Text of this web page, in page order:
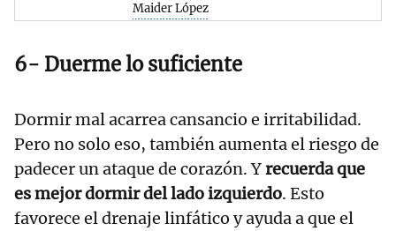
Maider López
6- Duerme lo suficiente
Dormir mal acarrea cansancio e irritabilidad.
Pero no solo eso, también aumenta el riesgo de
padecer un ataque de corazón. Yrecuerda que
es mejor dormir del lado izquierdo. Esto
favorece el drenaje linfático y ayuda a que el